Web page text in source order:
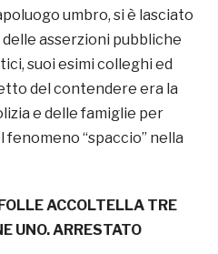
umbro, si è lasciato
asserzioni pubbliche
suoi esimi colleghi ed
del contendere era la
e delle famiglie per
“spaccio” nella
ACCOLTELLA TRE
UNO. ARRESTATO